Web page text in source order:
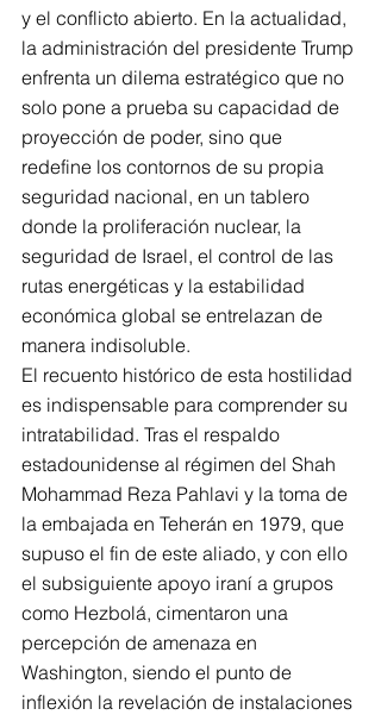
y el conflicto abierto. En la actualidad,
la administración del presidente Trump
enfrenta un dilema estratégico que no
solo pone a prueba su capacidad de
proyección de poder, sino que
redefine los contornos de su propia
seguridad nacional, en un tablero
donde la proliferación nuclear, la
seguridad de Israel, el control de las
rutas energéticas y la estabilidad
económica global se entrelazan de
manera indisoluble.
El recuento histórico de esta hostilidad
es indispensable para comprender su
intratabilidad. Tras el respaldo
estadounidense al régimen del Shah
Mohammad Reza Pahlavi y la toma de
la embajada en Teherán en 1979, que
supuso el fin de este aliado, y con ello
el subsiguiente apoyo iraní a grupos
como Hezbolá, cimentaron una
percepción de amenaza en
Washington, siendo el punto de
inflexión la revelación de instalaciones